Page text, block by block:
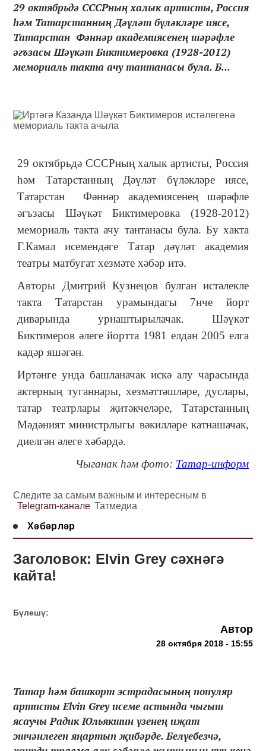
29 октябрьдә СССРның халык артисты, Россия
һәм Татарстанның Дәүләт бүләкләре иясе,
Татарстан Фәннәр академиясенең шәрәфле
әгъзасы Шәүкәт Биктимеровка (1928-2012)
мемориаль такта ачу тантанасы була. Б...
29 октябрьдә СССРның халык артисты, Россия
һәм Татарстанның Дәүләт бүләкләре иясе,
Татарстан Фәннәр академиясенең шәрәфле
әгъзасы Шәүкәт Биктимеровка (1928-2012)
мемориаль такта ачу тантанасы була. Бу хакта
Г.Камал исемендәге Татар дәүләт академия
театры матбугат хезмәте хәбәр итә.
Авторы Дмитрий Кузнецов булган истәлекле
такта Татарстан урамындагы 7нче йорт
диварында урнаштырылачак. Шәүкәт
Биктимеров әлеге йортта 1981 елдан 2005 елга
кадәр яшәгән.
Иртәнге унда башланачак искә алу чарасында
актерның туганнары, хезмәттәшләре, дуслары,
татар театрлары җитәкчеләре, Татарстанның
Мәдәният министрлыгы вәкилләре катнашачак,
диелгән әлеге хәбәрдә.
Чыганак һәм фото: Татар-информ
Следите за самым важным и интересным в
Telegram-канале Татмедиа
Хәбәрләр
Заголовок: Elvin Grey сәхнәгә
кайта!
Бүлешү:
Автор
28 октября 2018 - 15:55
Татар һәм башкорт эстрадасының популяр
артисты Elvin Grey исеме астында чыгыш
ясаучы Радик Юльякшин үзенең иҗат
эшчәнлеген яңартып җибәрде. Белүебезчә,